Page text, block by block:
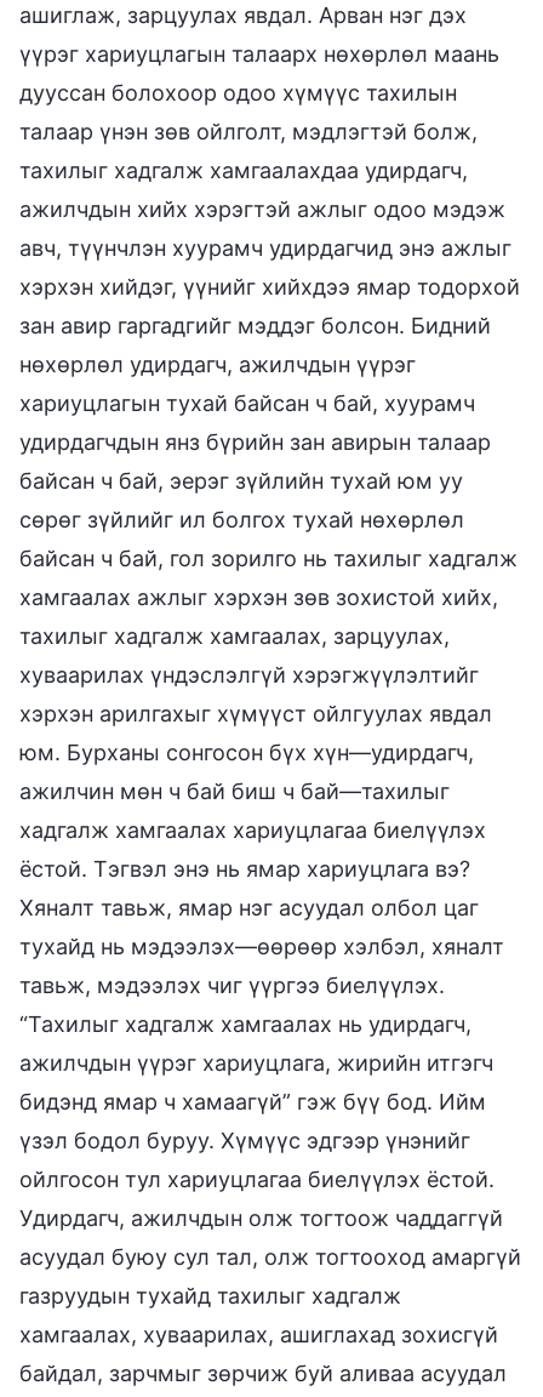
ашиглаж, зарцуулах явдал. Арван нэг дэх
үүрэг хариуцлагын талаарх нөхөрлөл маань
дууссан болохоор одоо хүмүүс тахилын
талаар үнэн зөв ойлголт, мэдлэгтэй болж,
тахилыг хадгалж хамгаалахдаа удирдагч,
ажилчдын хийх хэрэгтэй ажлыг одоо мэдэж
авч, түүнчлэн хуурамч удирдагчид энэ ажлыг
хэрхэн хийдэг, үүнийг хийхдээ ямар тодорхой
зан авир гаргадгийг мэддэг болсон. Бидний
нөхөрлөл удирдагч, ажилчдын үүрэг
хариуцлагын тухай байсан ч бай, хуурамч
удирдагчдын янз бүрийн зан авирын талаар
байсан ч бай, эерэг зүйлийн тухай юм уу
сөрөг зүйлийг ил болгох тухай нөхөрлөл
байсан ч бай, гол зорилго нь тахилыг хадгалж
хамгаалах ажлыг хэрхэн зөв зохистой хийх,
тахилыг хадгалж хамгаалах, зарцуулах,
хуваарилах үндэслэлгүй хэрэгжүүлэлтийг
хэрхэн арилгахыг хүмүүст ойлгуулах явдал
юм. Бурханы сонгосон бүх хүн—удирдагч,
ажилчин мөн ч бай биш ч бай—тахилыг
хадгалж хамгаалах хариуцлагаа биелүүлэх
ёстой. Тэгвэл энэ нь ямар хариуцлага вэ?
Хяналт тавьж, ямар нэг асуудал олбол цаг
тухайд нь мэдээлэх—өөрөөр хэлбэл, хяналт
тавьж, мэдээлэх чиг үүргээ биелүүлэх.
“Тахилыг хадгалж хамгаалах нь удирдагч,
ажилчдын үүрэг хариуцлага, жирийн итгэгч
бидэнд ямар ч хамаагүй” гэж бүү бод. Ийм
үзэл бодол буруу. Хүмүүс эдгээр үнэнийг
ойлгосон тул хариуцлагаа биелүүлэх ёстой.
Удирдагч, ажилчдын олж тогтоож чаддаггүй
асуудал буюу сул тал, олж тогтооход амаргүй
газруудын тухайд тахилыг хадгалж
хамгаалах, хуваарилах, ашиглахад зохисгүй
байдал, зарчмыг зөрчиж буй аливаа асуудал